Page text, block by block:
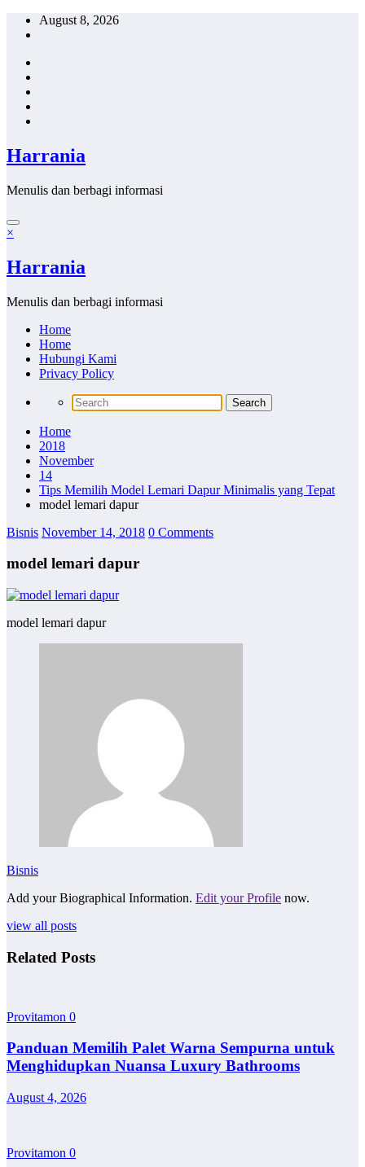
Skip
August 8, 2026
Harrania
Menulis dan berbagi informasi
×
Harrania
Menulis dan berbagi informasi
Home
Home
Hubungi Kami
Privacy Policy
Home
2018
November
14
Tips Memilih Model Lemari Dapur Minimalis yang Tepat
model lemari dapur
Bisnis November 14, 2018 0 Comments
model lemari dapur
model lemari dapur
Bisnis
Add your Biographical Information. Edit your Profile now.
view all posts
Related Posts
Provitamon 0
Panduan Memilih Palet Warna Sempurna untuk
Menghidupkan Nuansa Luxury Bathrooms
August 4, 2026
Provitamon 0